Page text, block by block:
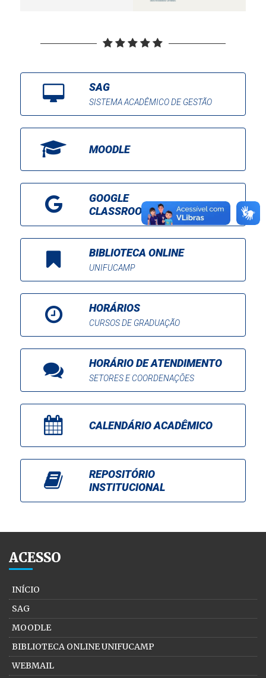
SAG
SISTEMA ACADÊMICO DE GESTÃO
MOODLE
GOOGLE
CLASSROOM
BIBLIOTECA ONLINE
UNIFUCAMP
HORÁRIOS
CURSOS DE GRADUAÇÃO
HORÁRIO DE ATENDIMENTO
SETORES E COORDENAÇÕES
CALENDÁRIO ACADÊMICO
REPOSITÓRIO
INSTITUCIONAL
ACESSO
INÍCIO
SAG
MOODLE
BIBLIOTECA ONLINE UNIFUCAMP
WEBMAIL